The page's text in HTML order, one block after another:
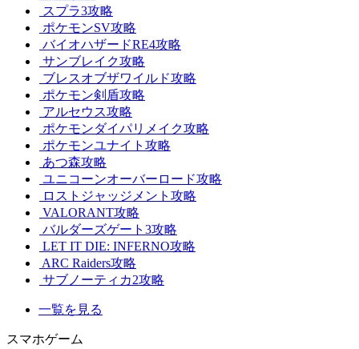
スプラ3攻略
ポケモンSV攻略
バイオハザードRE4攻略
サンブレイク攻略
ブレスオブザワイルド攻略
ポケモン剣盾攻略
アルセウス攻略
ポケモンダイパリメイク攻略
ポケモンユナイト攻略
あつ森攻略
ユニコーンオーバーロード攻略
ロストジャッジメント攻略
VALORANT攻略
バルダーズゲート3攻略
LET IT DIE: INFERNO攻略
ARC Raiders攻略
サブノーティカ2攻略
一覧を見る
スマホゲーム